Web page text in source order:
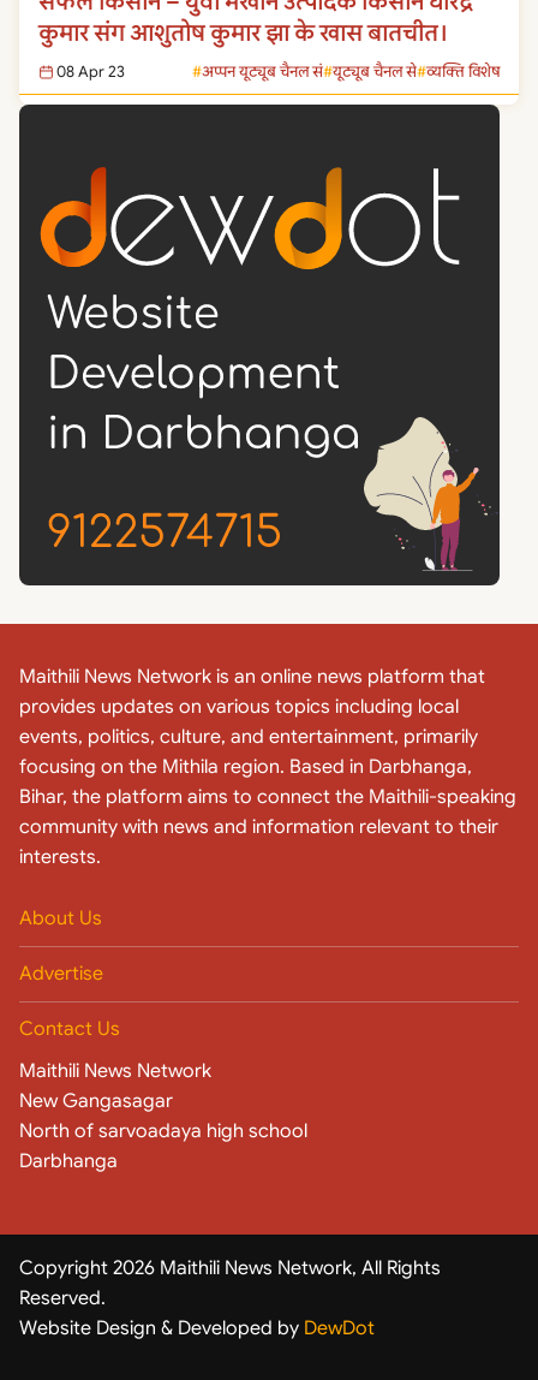
कुमार संग आशुतोष कुमार झा के खास बातचीत।
08 Apr 23 अप्पन यूट्यूब चैनल सं यूट्यूब चैनल से व्यक्ति विशेष
Maithili News Network is an online news platform that
provides updates on various topics including local
events, politics, culture, and entertainment, primarily
focusing on the Mithila region. Based in Darbhanga,
Bihar, the platform aims to connect the Maithili-speaking
community with news and information relevant to their
interests.
About Us
Advertise
Contact Us
Maithili News Network
New Gangasagar
North of sarvoadaya high school
Darbhanga
Copyright 2026 Maithili News Network, All Rights
Reserved.
Website Design & Developed by DewDot